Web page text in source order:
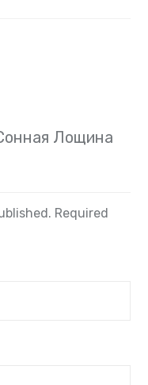
Лощина
Required